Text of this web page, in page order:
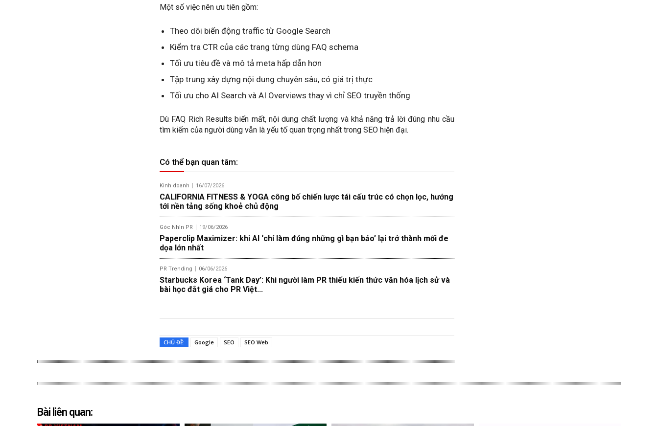
Một số việc nên ưu tiên gồm:
Theo dõi biến động traffic từ Google Search
Kiểm tra CTR của các trang từng dùng FAQ schema
Tối ưu tiêu đề và mô tả meta hấp dẫn hơn
Tập trung xây dựng nội dung chuyên sâu, có giá trị thực
Tối ưu cho AI Search và AI Overviews thay vì chỉ SEO truyền thống
Dù FAQ Rich Results biến mất, nội dung chất lượng và khả năng trả lời đúng nhu cầu
tìm kiếm của người dùng vẫn là yếu tố quan trọng nhất trong SEO hiện đại.
Có thể bạn quan tâm:
Kinh doanh 16/07/2026
CALIFORNIA FITNESS & YOGA công bố chiến lược tái cấu trúc có chọn lọc, hướng
tới nền tảng sống khoẻ chủ động
Góc Nhìn PR 19/06/2026
Paperclip Maximizer: khi AI ‘chỉ làm đúng những gì bạn bảo’ lại trở thành mối đe
dọa lớn nhất
PR Trending 06/06/2026
Starbucks Korea ‘Tank Day’: Khi người làm PR thiếu kiến thức văn hóa lịch sử và
bài học đắt giá cho PR Việt...
CHỦ ĐỀ: Google SEO SEO Web
Bài liên quan: